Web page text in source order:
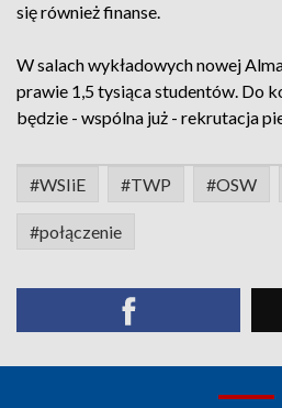
się również finanse.
W salach wykładowych nowej
prawie 1,5 tysiąca studentów. Do
będzie - wspólna już - rekrutacja
#WSIiE #TWP #OSW
#połączenie